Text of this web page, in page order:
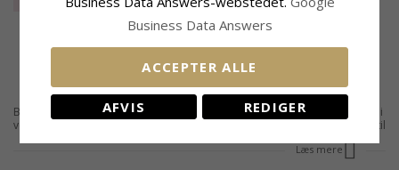
EXTRA 35% 170,-
Bestil en flot peridot ring her, siden vi har mange flotte ringe med peridoter i
vores smykke udvalg. Vi har fingerringe for enhver smag og sikkert også en til
også lave en god besparelse. Her på siden finder du alle vores peridot ringe
Læs mere
Business Data Answers
ACCEPTER ALLE
AFVIS REDIGER